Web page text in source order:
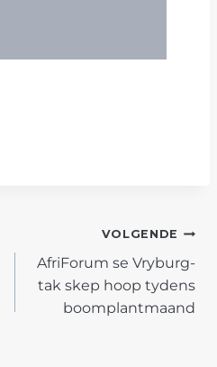
VOLGENDE
AfriForum se Vryburg-
tak skep hoop tydens
boomplantmaand